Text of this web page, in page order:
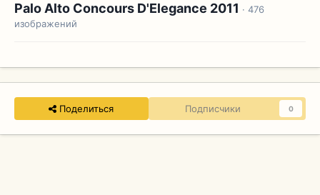
Palo Alto Concours D'Elegance 2011 · 476
изображений
Поделиться Подписчики 0